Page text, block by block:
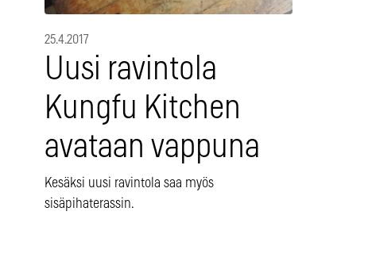
25.4.2017
Uusi ravintola
Kungfu Kitchen
avataan vappuna
Kesäksi uusi ravintola saa myös
sisäpihaterassin.